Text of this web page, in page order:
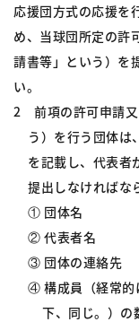
応援団方式の応援を
め、当球団所定の許
請書等」という）を
い。
2 前項の許可申請又
う）を行う団体は
を記載し、代表者
提出しなければな
① 団体名
② 代表者名
③ 団体の連絡先
④ 構成員（経常的
下、同じ。）の